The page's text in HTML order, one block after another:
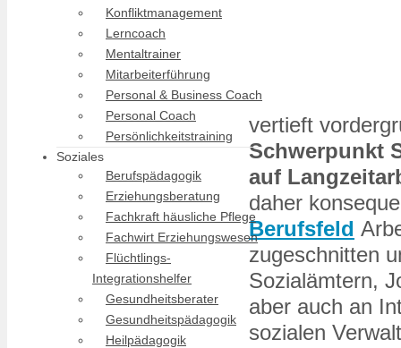
vertieft
Schwerpunkt
auf
daher
Berufsfeld
zugeschnitten
Sozialämtern,
aber auch an
sozialen
Konfliktmanagement
Lerncoach
Mentaltrainer
Mitarbeiterführung
Personal & Business Coach
Personal Coach
Persönlichkeitstraining
Soziales
Berufspädagogik
Erziehungsberatung
Fachkraft häusliche Pflege
Fachwirt Erziehungswesen
Flüchtlings-
Integrationshelfer
Gesundheitsberater
Gesundheitspädagogik
Heilpädagogik